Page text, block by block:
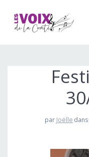
par Joëlle dans